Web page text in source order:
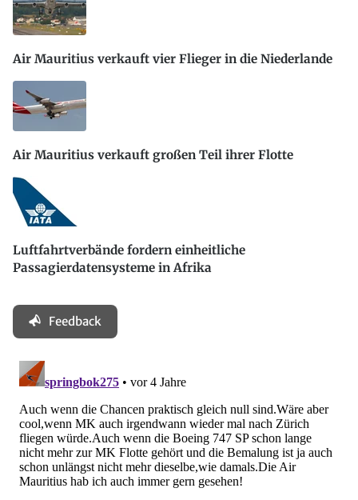
Air Mauritius verkauft vier Flieger in die Niederlande
Air Mauritius verkauft großen Teil ihrer Flotte
Luftfahrtverbände fordern einheitliche
Passagierdatensysteme in Afrika
Feedback